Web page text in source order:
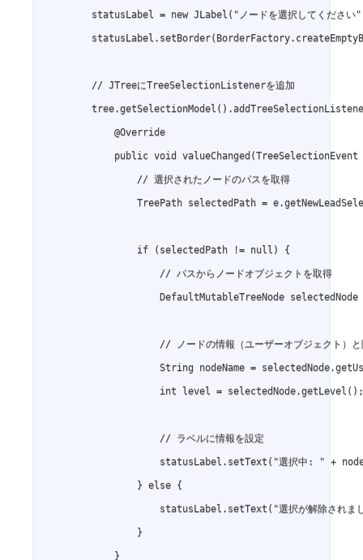
statusLabel = new JLabel("ノードを選択してください
        // JTreeにTreeSelectionListenerを追加
            @Override
public void valueChanged(TreeSelectionEvent
                // 選択されたノードのパスを取得
TreePath selectedPath =
                if (selectedPath != null) {
                    // パスからノードオブジェクトを取得
DefaultMutableTreeNode
// ノードの情報（ユーザーオブジェクト）と
String nodeName =
                    int level = selectedNode.getLevel();
                    // ラベルに情報を設定
statusLabel.setText("選択中: " +
                } else {
statusLabel.setText("選択が解除されま
                }
            }